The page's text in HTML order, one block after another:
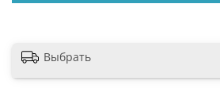
Выбрать